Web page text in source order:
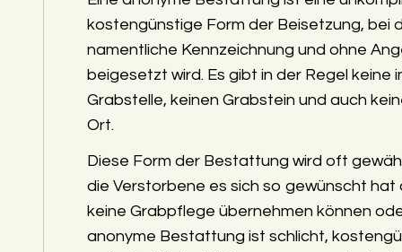
kostengünstige Form der Beisetzung, bei
namentliche Kennzeichnung und ohne
beigesetzt wird. Es gibt in der Regel keine
Grabstelle, keinen Grabstein und auch
Ort.
Diese Form der Bestattung wird oft
die Verstorbene es sich so gewünscht hat
keine Grabpflege übernehmen können
anonyme Bestattung ist schlicht,